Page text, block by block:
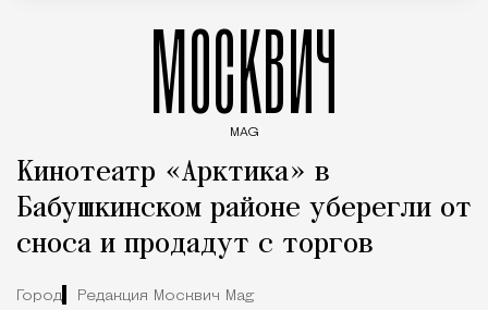
МОСКВИЧ
MAG
Кинотеатр «Арктика» в
Бабушкинском районе уберегли от
сноса и продадут с торгов
Город Редакция Москвич Mag